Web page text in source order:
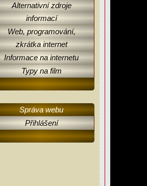
Alternativní zdroje
informací
Web, programování,
zkrátka internet
Informace na internetu
Typy na film
Správa webu
Přihlášení